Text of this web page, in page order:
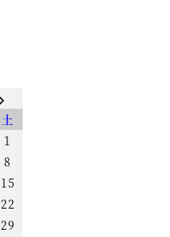
土
1
8
15
22
29